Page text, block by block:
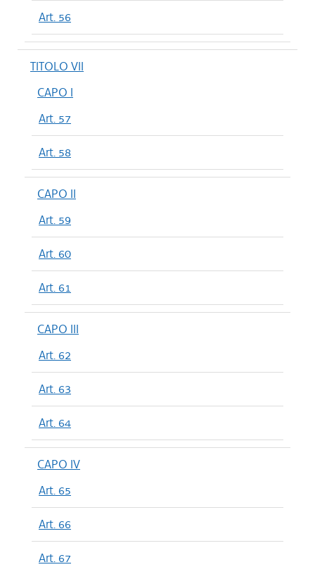
Art. 56
TITOLO VII
CAPO I
Art. 57
Art. 58
CAPO II
Art. 59
Art. 60
Art. 61
CAPO III
Art. 62
Art. 63
Art. 64
CAPO IV
Art. 65
Art. 66
Art. 67